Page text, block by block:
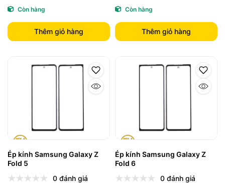
Còn hàng
Thêm giỏ hàng
Còn hàng
Thêm giỏ hàng
Ép kính Samsung Galaxy Z
Fold 5
0 đánh giá
Ép kính Samsung Galaxy Z
Fold 6
0 đánh giá